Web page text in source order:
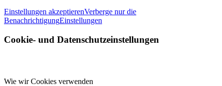
Einstellungen akzeptierenVerberge nur die
BenachrichtigungEinstellungen
Cookie- und Datenschutzeinstellungen
Wie wir Cookies verwenden